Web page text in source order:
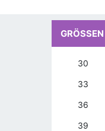
GRÖSSEN
30
33
36
39